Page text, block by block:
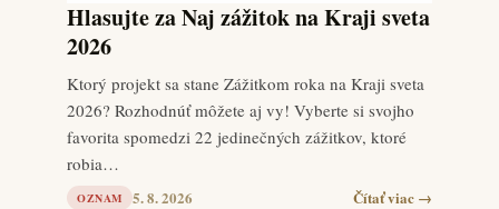
Hlasujte za Naj zážitok na Kraji sveta
2026
Ktorý projekt sa stane Zážitkom roka na Kraji sveta
2026? Rozhodnúť môžete aj vy! Vyberte si svojho
favorita spomedzi 22 jedinečných zážitkov, ktoré
robia…
OZNAM 5. 8. 2026 Čítať viac →